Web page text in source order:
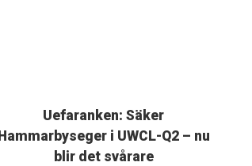
Uefaranken: Säker
Hammarbyseger i UWCL-Q2 – nu
blir det svårare